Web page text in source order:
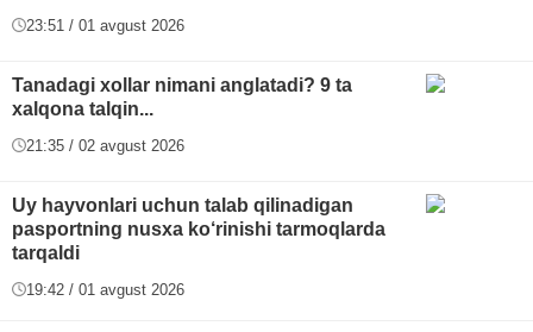
23:51 / 01 avgust 2026
Tanadagi xollar nimani anglatadi? 9 ta
xalqona talqin...
21:35 / 02 avgust 2026
Uy hayvonlari uchun talab qilinadigan
pasportning nusxa ko‘rinishi tarmoqlarda
tarqaldi
19:42 / 01 avgust 2026